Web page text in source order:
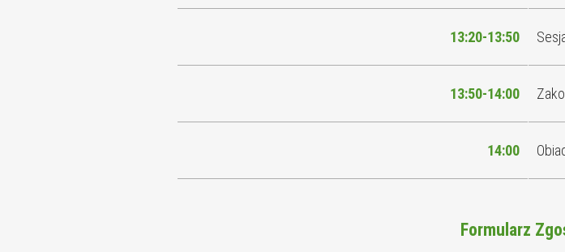
13:20-13:50
13:50-14:00
14:00
Formularz